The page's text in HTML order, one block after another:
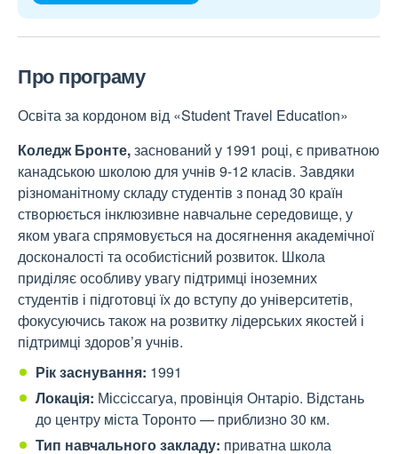
Про програму
Освіта за кордоном від «Student Travel Education»
Коледж Бронте,заснований у 1991 році, є приватною
канадською школою для учнів 9-12 класів. Завдяки
різноманітному складу студентів з понад 30 країн
створюється інклюзивне навчальне середовище, у
яком увага спрямовується на досягнення академічної
досконалості та особистісний розвиток. Школа
приділяє особливу увагу підтримці іноземних
студентів і підготовці їх до вступу до університетів,
фокусуючись також на розвитку лідерських якостей і
підтримці здоров’я учнів.
Рік заснування: 1991
Локація: Міссіссагуа, провінція Онтаріо. Відстань
до центру міста Торонто — приблизно 30 км.
Тип навчального закладу: приватна школа